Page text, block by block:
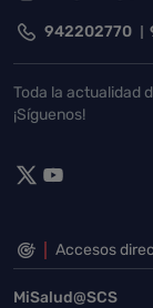
942202770
Toda la actualidad
¡Síguenos!
Accesos
MiSalud@SCS